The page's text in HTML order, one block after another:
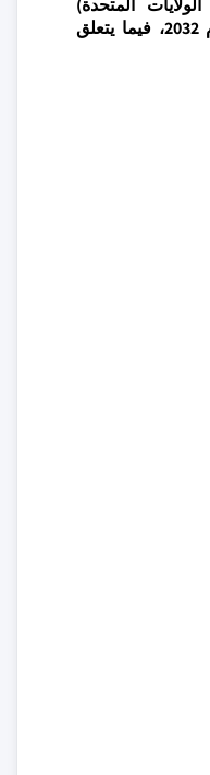
المتحدة)
و(فولومي) من عام 2018 إلى عام 2032، فيما يتعلق